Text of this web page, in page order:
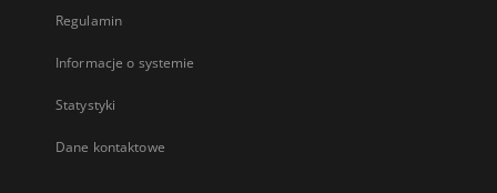
Regulamin
Informacje o systemie
Statystyki
Dane kontaktowe